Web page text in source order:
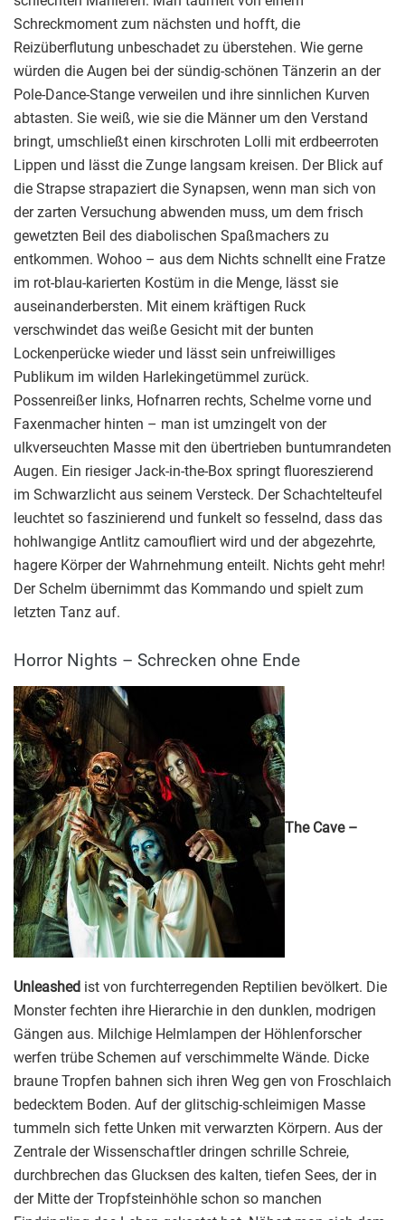
Schreckmoment zum nächsten und hofft, die
Reizüberflutung unbeschadet zu überstehen. Wie gerne
würden die Augen bei der sündig-schönen Tänzerin an der
Pole-Dance-Stange verweilen und ihre sinnlichen Kurven
abtasten. Sie weiß, wie sie die Männer um den Verstand
bringt, umschließt einen kirschroten Lolli mit erdbeerroten
Lippen und lässt die Zunge langsam kreisen. Der Blick auf
die Strapse strapaziert die Synapsen, wenn man sich von
der zarten Versuchung abwenden muss, um dem frisch
gewetzten Beil des diabolischen Spaßmachers zu
entkommen. Wohoo – aus dem Nichts schnellt eine Fratze
im rot-blau-karierten Kostüm in die Menge, lässt sie
auseinanderbersten. Mit einem kräftigen Ruck
verschwindet das weiße Gesicht mit der bunten
Lockenperücke wieder und lässt sein unfreiwilliges
Publikum im wilden Harlekingetümmel zurück.
Possenreißer links, Hofnarren rechts, Schelme vorne und
Faxenmacher hinten – man ist umzingelt von der
ulkverseuchten Masse mit den übertrieben buntumrandeten
Augen. Ein riesiger Jack-in-the-Box springt fluoreszierend
im Schwarzlicht aus seinem Versteck. Der Schachtelteufel
leuchtet so faszinierend und funkelt so fesselnd, dass das
hohlwangige Antlitz camoufliert wird und der abgezehrte,
hagere Körper der Wahrnehmung enteilt. Nichts geht mehr!
Der Schelm übernimmt das Kommando und spielt zum
letzten Tanz auf.
Horror Nights – Schrecken ohne Ende
The Cave –
Unleashed ist von furchterregenden Reptilien bevölkert. Die
Monster fechten ihre Hierarchie in den dunklen, modrigen
Gängen aus. Milchige Helmlampen der Höhlenforscher
werfen trübe Schemen auf verschimmelte Wände. Dicke
braune Tropfen bahnen sich ihren Weg gen von Froschlaich
bedecktem Boden. Auf der glitschig-schleimigen Masse
tummeln sich fette Unken mit verwarzten Körpern. Aus der
Zentrale der Wissenschaftler dringen schrille Schreie,
durchbrechen das Glucksen des kalten, tiefen Sees, der in
der Mitte der Tropfsteinhöhle schon so manchen